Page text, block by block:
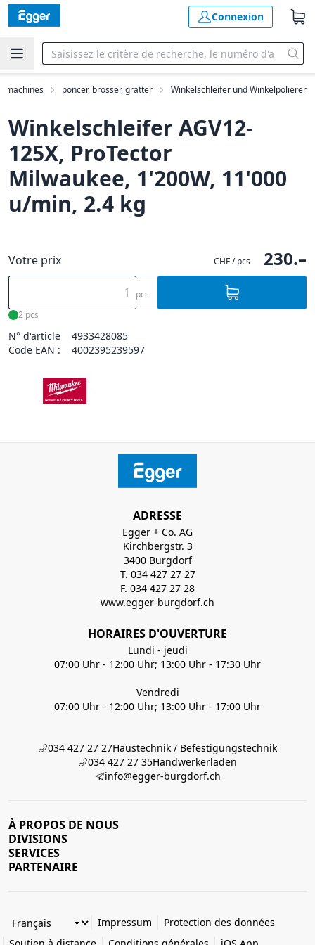
Connexion
machines poncer, brosser, gratter Winkelschleifer und Winkelpolierer
Winkelschleifer AGV12-
125X, ProTector
Milwaukee, 1'200W, 11'000
u/min, 2.4 kg
Votre prix CHF / pcs 230.–
pcs
2 pcs
N° d'article
4933428085
Code EAN :
4002395239597
ADRESSE
Egger + Co. AG
Kirchbergstr. 3
3400 Burgdorf
T. 034 427 27 27
F. 034 427 27 28
www.egger-burgdorf.ch
HORAIRES D'OUVERTURE
Lundi - jeudi
07:00 Uhr - 12:00 Uhr; 13:00 Uhr - 17:30 Uhr
Vendredi
07:00 Uhr - 12:00 Uhr; 13:00 Uhr - 17:00 Uhr
034 427 27 27Haustechnik / Befestigungstechnik
034 427 27 35Handwerkerladen
info@egger-burgdorf.ch
À PROPOS DE NOUS
DIVISIONS
SERVICES
PARTENAIRE
Impressum
Protection des données